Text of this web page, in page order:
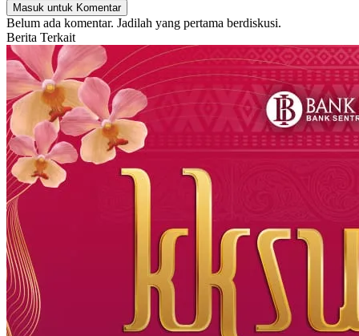
Masuk untuk Komentar
Belum ada komentar. Jadilah yang pertama berdiskusi.
Berita Terkait